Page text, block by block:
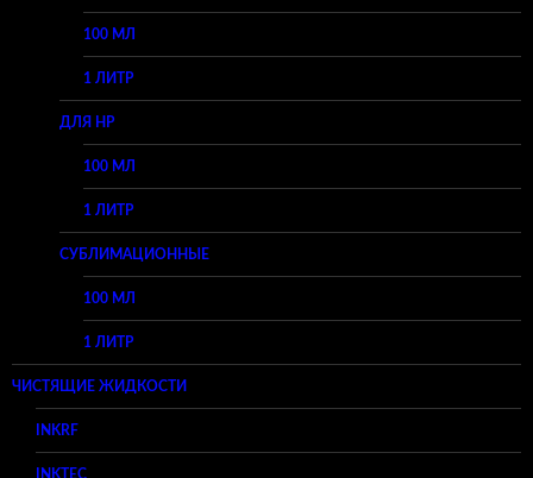
100 МЛ
1 ЛИТР
ДЛЯ HP
100 МЛ
1 ЛИТР
СУБЛИМАЦИОННЫЕ
100 МЛ
1 ЛИТР
ЧИСТЯЩИЕ ЖИДКОСТИ
INKRF
INKTEC